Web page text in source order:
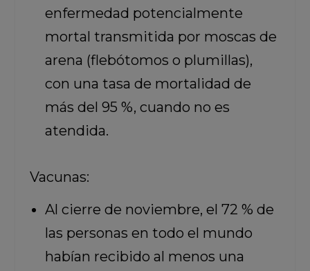
enfermedad potencialmente
mortal transmitida por moscas de
arena (flebótomos o plumillas),
con una tasa de mortalidad de
más del 95 %, cuando no es
atendida.
Vacunas:
Al cierre de noviembre, el 72 % de
las personas en todo el mundo
habían recibido al menos una